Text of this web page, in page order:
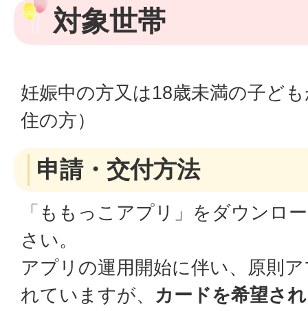
対象世帯
妊娠中の方又は18歳未満の子ど
住の方）
申請・交付方法
「ももっこアプリ」をダウンロ
さい。
アプリの運用開始に伴い、原則
れていますが、 カードを希望さ